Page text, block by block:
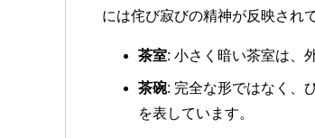
には侘び寂びの精神が反映され
茶室: 小さく暗い茶室は、
茶碗: 完全な形ではなく、
を表しています。